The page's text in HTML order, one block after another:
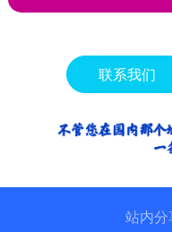
联系我们
站内分